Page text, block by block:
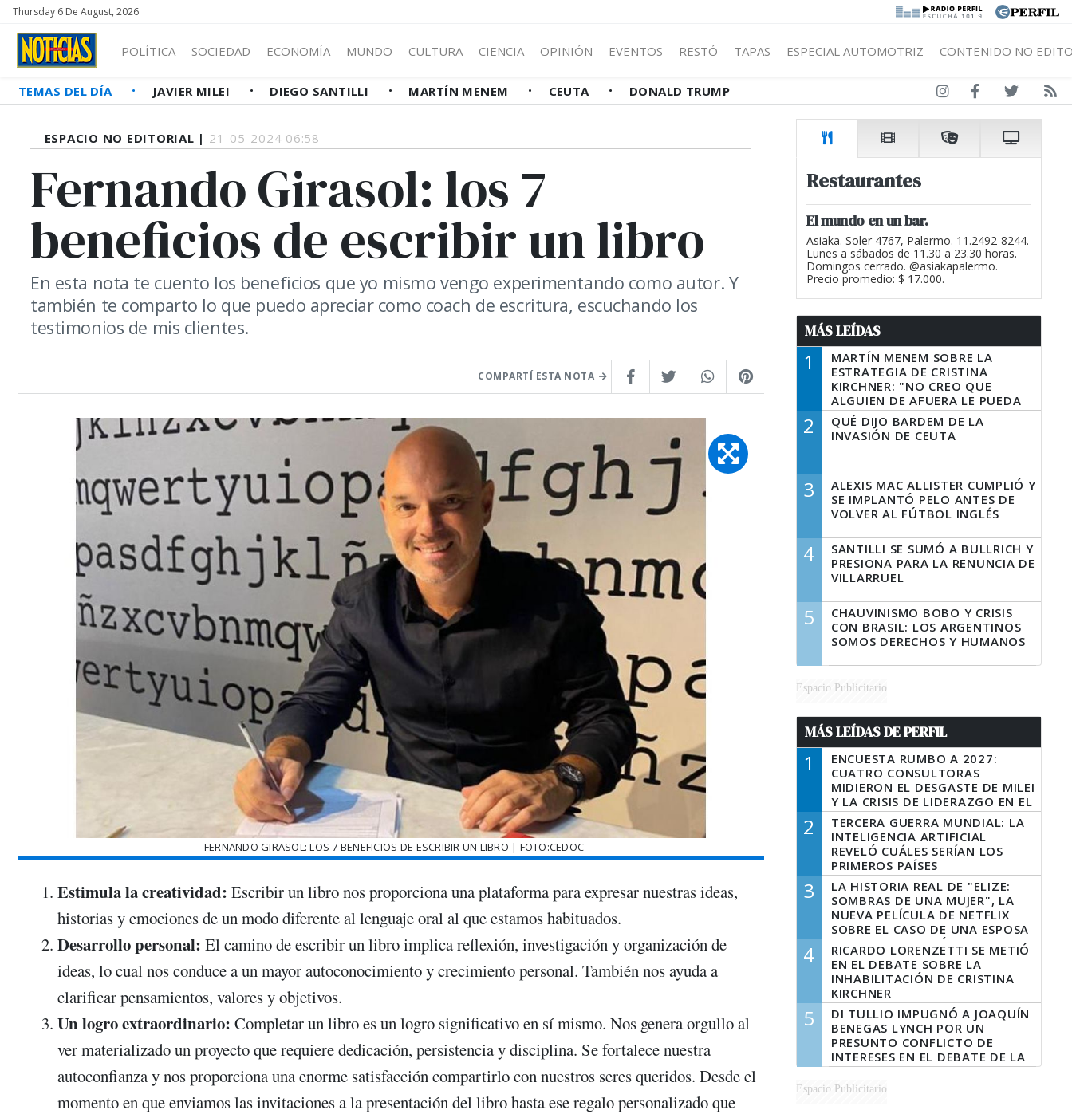
Thursday 6 De August, 2026 |
POLÍTICA SOCIEDAD ECONOMÍA MUNDO CULTURA CIENCIA OPINIÓN EVENTOS RESTÓ TAPAS ESPECIAL AUTOMOTRIZ CONTENIDO NO
TEMAS DEL DÍA JAVIER MILEI DIEGO SANTILLI MARTÍN MENEM CEUTA DONALD TRUMP
ESPACIO NO EDITORIAL | 21-05-2024 06:58
Fernando Girasol: los 7
beneficios de escribir un libro
En esta nota te cuento los beneficios que yo mismo vengo experimentando como autor. Y
también te comparto lo que puedo apreciar como coach de escritura, escuchando los
testimonios de mis clientes.
COMPARTÍ ESTA NOTA
FERNANDO GIRASOL: LOS 7 BENEFICIOS DE ESCRIBIR UN LIBRO | FOTO:CEDOC
Estimula la creatividad: Escribir un libro nos proporciona una plataforma para expresar nuestras ideas,
historias y emociones de un modo diferente al lenguaje oral al que estamos habituados.
Desarrollo personal: El camino de escribir un libro implica reflexión, investigación y organización de
ideas, lo cual nos conduce a un mayor autoconocimiento y crecimiento personal. También nos ayuda a
clarificar pensamientos, valores y objetivos.
Un logro extraordinario: Completar un libro es un logro significativo en sí mismo. Nos genera orgullo al
ver materializado un proyecto que requiere dedicación, persistencia y disciplina. Se fortalece nuestra
autoconfianza y nos proporciona una enorme satisfacción compartirlo con nuestros seres queridos. Desde el
momento en que enviamos las invitaciones a la presentación del libro hasta ese regalo personalizado que
Restaurantes
El mundo en un bar.
Asiaka. Soler 4767, Palermo. 11.2492-8244.
Lunes a sábados de 11.30 a 23.30 horas.
Domingos cerrado. @asiakapalermo.
Precio promedio: $ 17.000.
MÁS LEÍDAS
1
MARTÍN MENEM SOBRE LA
ESTRATEGIA DE CRISTINA
KIRCHNER: "NO CREO QUE
ALGUIEN DE AFUERA LE PUEDA
DECIR A LA JUSTICIA LO QUE
TIENE QUE HACER"
2
QUÉ DIJO BARDEM DE LA
INVASIÓN DE CEUTA
3
ALEXIS MAC ALLISTER CUMPLIÓ Y
SE IMPLANTÓ PELO ANTES DE
VOLVER AL FÚTBOL INGLÉS
4
SANTILLI SE SUMÓ A BULLRICH Y
PRESIONA PARA LA RENUNCIA DE
VILLARRUEL
5
CHAUVINISMO BOBO Y CRISIS
CON BRASIL: LOS ARGENTINOS
SOMOS DERECHOS Y HUMANOS
Espacio Publicitario
MÁS LEÍDAS DE PERFIL
1
ENCUESTA RUMBO A 2027:
CUATRO CONSULTORAS
MIDIERON EL DESGASTE DE MILEI
Y LA CRISIS DE LIDERAZGO EN EL
PERONISMO
2
TERCERA GUERRA MUNDIAL: LA
INTELIGENCIA ARTIFICIAL
REVELÓ CUÁLES SERÍAN LOS
PRIMEROS PAÍSES
LATINOAMERICANOS EN SER
DERROTADOS
3
LA HISTORIA REAL DE "ELIZE:
SOMBRAS DE UNA MUJER", LA
NUEVA PELÍCULA DE NETFLIX
SOBRE EL CASO DE UNA ESPOSA
QUE DESCUARTIZÓ A SU
MARIDO
4
RICARDO LORENZETTI SE METIÓ
EN EL DEBATE SOBRE LA
INHABILITACIÓN DE CRISTINA
KIRCHNER
5
DI TULLIO IMPUGNÓ A JOAQUÍN
BENEGAS LYNCH POR UN
PRESUNTO CONFLICTO DE
INTERESES EN EL DEBATE DE LA
LEY DE TIERRAS
Espacio Publicitario